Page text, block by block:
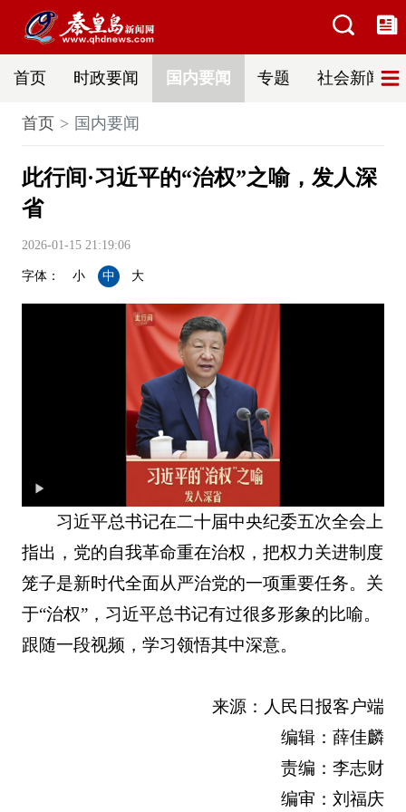
首页 时政要闻 国内要闻 专题 社会新闻
首页 国内要闻
此行间·习近平的“治权”之喻，发人深
省
2026-01-15 21:19:06
字体： 小 中 大
习近平总书记在二十届中央纪委五次全会上
指出，党的自我革命重在治权，把权力关进制度
笼子是新时代全面从严治党的一项重要任务。关
于“治权”，习近平总书记有过很多形象的比喻。
跟随一段视频，学习领悟其中深意。
来源：人民日报客户端
编辑：薛佳麟
责编：李志财
编审：刘福庆